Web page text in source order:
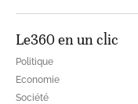
Le360 en un clic
Politique
Economie
Société